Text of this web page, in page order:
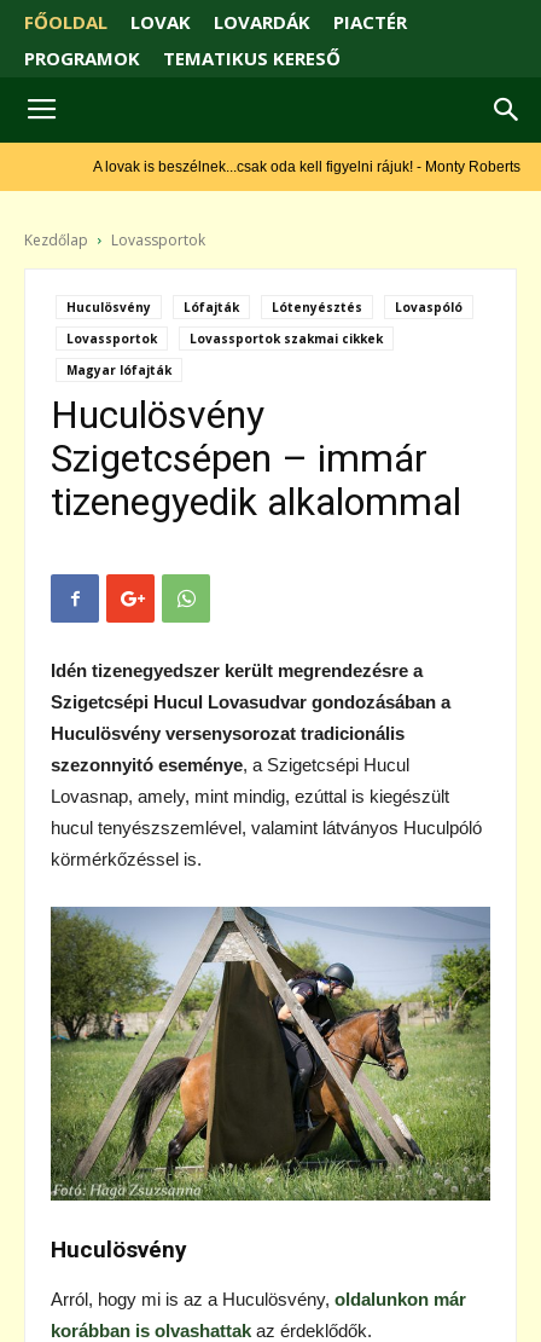
FŐOLDAL LOVAK LOVARDÁK
PIACTÉR
PROGRAMOK
TEMATIKUS KERESŐ
A lovak is beszélnek...csak oda kell figyelni rájuk! - Monty Roberts
Kezdőlap Lovassportok
Huculösvény Lófajták Lótenyésztés
Lovaspóló
Lovassportok
Lovassportok szakmai cikkek
Magyar lófajták
Huculösvény
Szigetcsépen – immár
tizenegyedik alkalommal
Idén tizenegyedszer került megrendezésre a
Szigetcsépi Hucul Lovasudvar gondozásában a
Huculösvény versenysorozat tradicionális
szezonnyitó eseménye, a Szigetcsépi Hucul
Lovasnap, amely, mint mindig, ezúttal is kiegészült
hucul tenyészszemlével, valamint látványos Huculpóló
körmérkőzéssel is.
Huculösvény
Arról, hogy mi is az a Huculösvény, oldalunkon már
korábban is olvashattak az érdeklődők.